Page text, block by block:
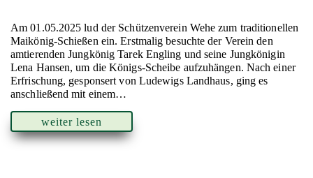
Am 01.05.2025 lud der Schützenverein Wehe zum traditionellen
Maikönig-Schießen ein. Erstmalig besuchte der Verein den
amtierenden Jungkönig Tarek Engling und seine Jungkönigin
Lena Hansen, um die Königs-Scheibe aufzuhängen. Nach einer
Erfrischung, gesponsert von Ludewigs Landhaus, ging es
anschließend mit einem…
weiter lesen